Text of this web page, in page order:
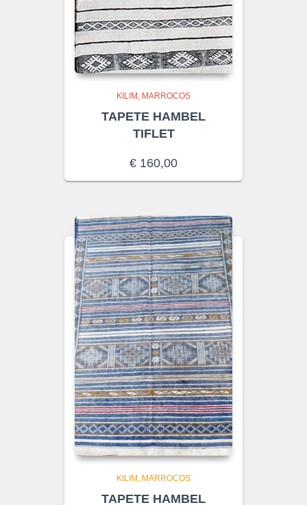
KILIM MARROCOS
TAPETE HAMBEL
TIFLET
€ 160,00
KILIM MARROCOS
TAPETE HAMBEL